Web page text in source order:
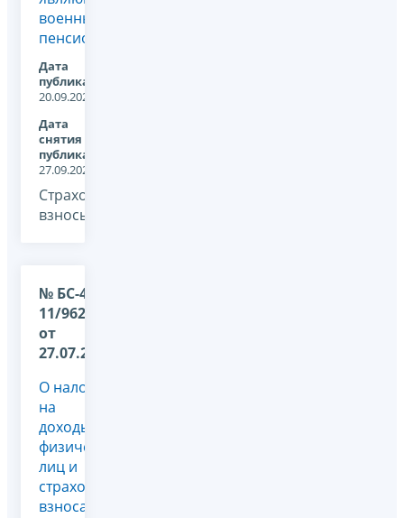
военными
пенсионерами
Дата
публикации:
20.09.2023
Дата
снятия с
публикации:
27.09.2024
Страховые
взносы, -
№ БС-4-
11/9626@
от
27.07.2023
О налоге
на
доходы
физических
лиц и
страховых
взносах